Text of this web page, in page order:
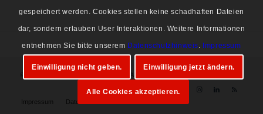
© Copyright 1997-2026 Mike Schnoor. Alle Rechte vorbehalten.
Impressum Datenschutz
gespeichert werden. Cookies stellen keine schadhaften Dateien
dar, sondern erlauben User Interaktionen. Weitere Informationen
entnehmen Sie bitte unserem Datenschutzhinweis. Impressum
Einwilligung nicht geben. Einwilligung jetzt ändern.
Alle Cookies akzeptieren.